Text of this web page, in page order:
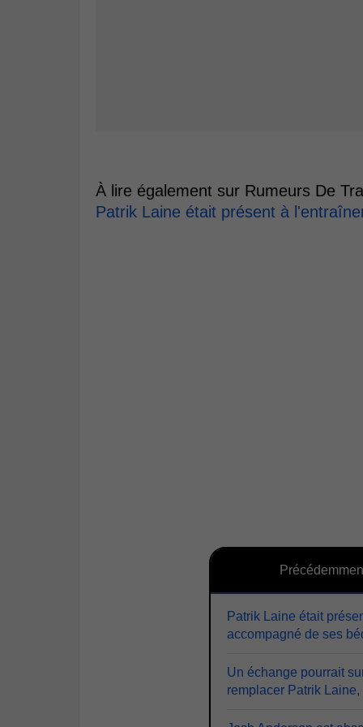
À lire également sur Rumeurs De
Patrik Laine était présent à
Patrik Laine était
accompagné de ses
Un échange pourrait
remplacer Patrik